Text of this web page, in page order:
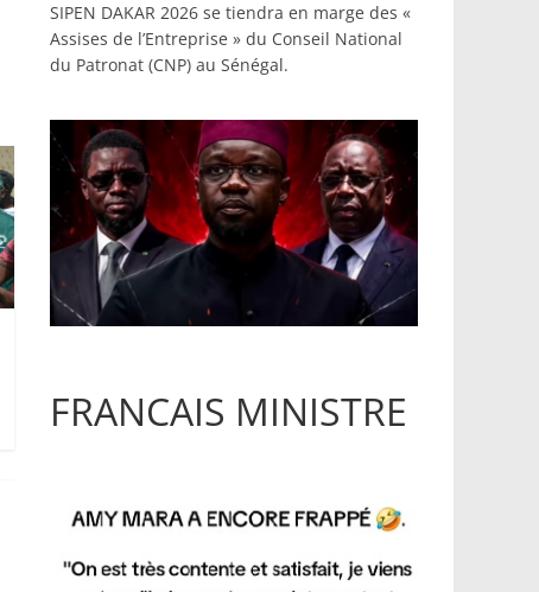
SIPEN DAKAR 2026 se tiendra en marge des «
Assises de l’Entreprise » du Conseil National
du Patronat (CNP) au Sénégal.
FRANCAIS MINISTRE